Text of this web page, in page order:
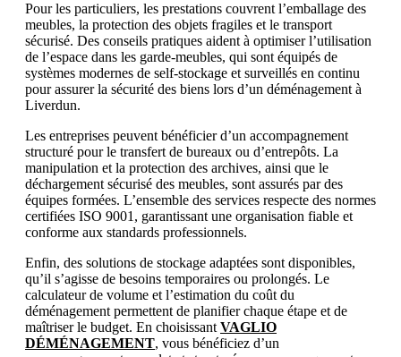
Pour les particuliers, les prestations couvrent l’emballage des
meubles, la protection des objets fragiles et le transport
sécurisé. Des conseils pratiques aident à optimiser l’utilisation
de l’espace dans les garde-meubles, qui sont équipés de
systèmes modernes de self-stockage et surveillés en continu
pour assurer la sécurité des biens lors d’un déménagement à
Liverdun.
Les entreprises peuvent bénéficier d’un accompagnement
structuré pour le transfert de bureaux ou d’entrepôts. La
manipulation et la protection des archives, ainsi que le
déchargement sécurisé des meubles, sont assurés par des
équipes formées. L’ensemble des services respecte des normes
certifiées ISO 9001, garantissant une organisation fiable et
conforme aux standards professionnels.
Enfin, des solutions de stockage adaptées sont disponibles,
qu’il s’agisse de besoins temporaires ou prolongés. Le
calculateur de volume et l’estimation du coût du
déménagement permettent de planifier chaque étape et de
maîtriser le budget. En choisissant VAGLIO
DÉMÉNAGEMENT, vous bénéficiez d’un